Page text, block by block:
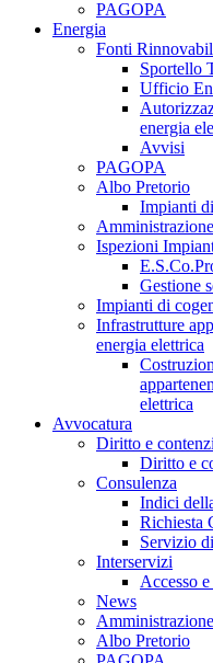
PAGOPA
Energia
Fonti
Sportello
Ufficio
energia
Avvisi
PAGOPA
Albo Pretorio
Impianti
Ispezioni
Gestione
Impianti di
Infrastrutture
energia elettrica
elettrica
Avvocatura
Diritto e
Diritto e
Consulenza
Indici
Richiesta
Servizio
Interservizi
Accesso
News
Albo Pretorio